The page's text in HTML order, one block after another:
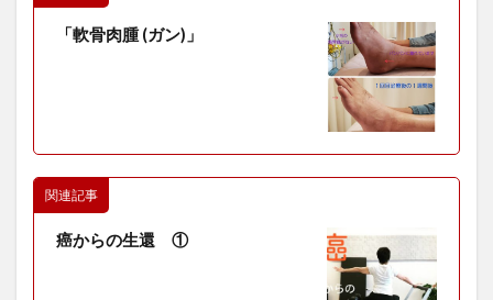
「軟骨肉腫 (ガン)」
関連記事
癌からの生還 ①